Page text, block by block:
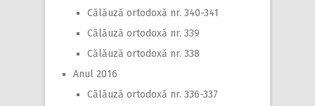
Călăuză ortodoxă nr. 340-341
Călăuză ortodoxă nr. 339
Călăuză ortodoxă nr. 338
Anul 2016
Călăuză ortodoxă nr. 336-337